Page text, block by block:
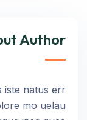
Author
iste natus err
mo uelau